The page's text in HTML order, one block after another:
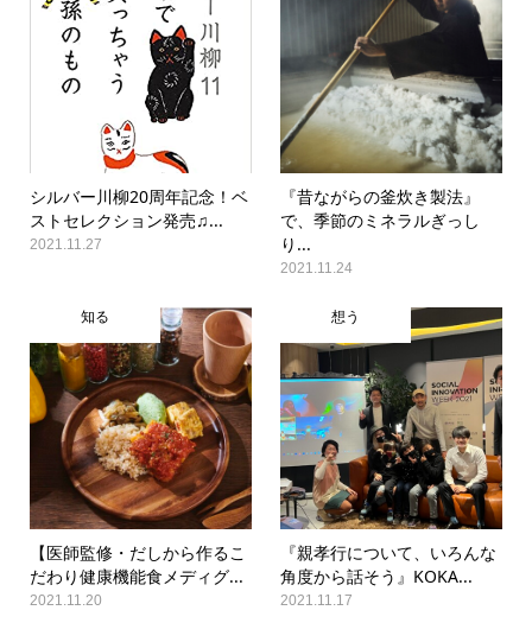
シルバー川柳20周年記念！ベ
ストセレクション発売♫...
2021.11.27
『昔ながらの釜炊き製法』
で、季節のミネラルぎっし
り...
2021.11.24
知る
【医師監修・だしから作るこ
だわり健康機能食メディグ...
2021.11.20
想う
『親孝行について、いろんな
角度から話そう』KOKA...
2021.11.17